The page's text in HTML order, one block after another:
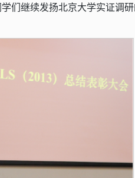
们继续发扬北京大学实证调